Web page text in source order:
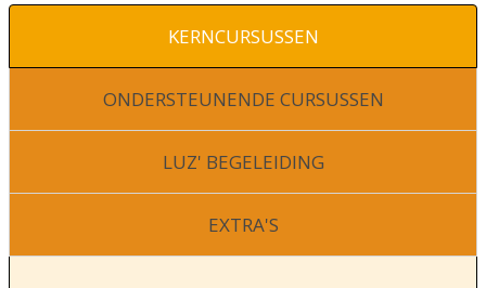
​KERNCURSUSSEN
​ONDERSTEUNENDE CURSUSSEN
​LUZ' BEGELEIDING
​EXTRA'S